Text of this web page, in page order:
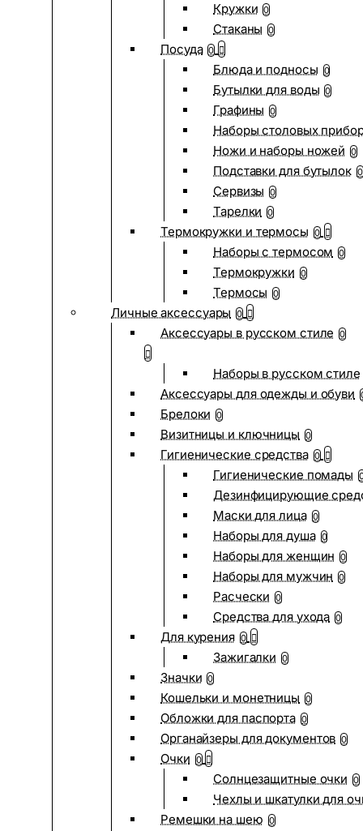
Кружки 0
Стаканы 0
Посуда 0
Блюда и подносы 0
Бутылки для воды 0
Графины 0
Наборы столовых
Ножи и наборы ножей 0
Подставки для бутылок 0
Сервизы 0
Тарелки 0
Термокружки и термосы 0
Наборы с термосом 0
Термокружки 0
Термосы 0
Личные аксессуары 0
Аксессуары в русском стиле 0
Наборы в русском стиле
Аксессуары для одежды и обуви
Брелоки 0
Визитницы и ключницы 0
Гигиенические средства 0
Гигиенические помады
Дезинфицирующие
Маски для лица 0
Наборы для душа 0
Наборы для женщин 0
Наборы для мужчин 0
Расчески 0
Средства для ухода 0
Для курения 0
Зажигалки 0
Значки 0
Кошельки и монетницы 0
Обложки для паспорта 0
Органайзеры для документов 0
Очки 0
Солнцезащитные очки 0
Чехлы и шкатулки для
Ремешки на шею 0